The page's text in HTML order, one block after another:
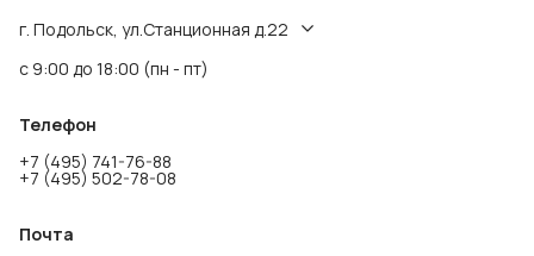
г. Подольск, ул.Станционная д.22
с 9:00 до 18:00 (пн - пт)
Телефон
+7 (495) 741-76-88
+7 (495) 502-78-08
Почта